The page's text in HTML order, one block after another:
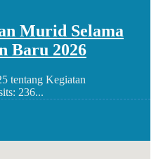
Murid Selama
Baru 2026
tentang Kegiatan
236...